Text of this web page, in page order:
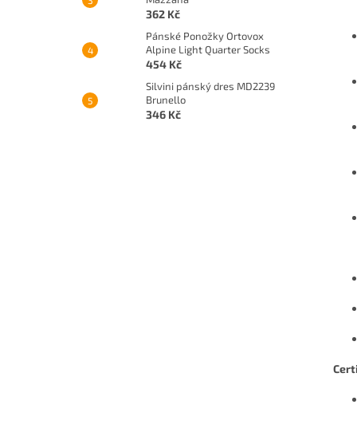
362 Kč
Pánské Ponožky Ortovox
Alpine Light Quarter Socks
454 Kč
Silvini pánský dres MD2239
Brunello
346 Kč